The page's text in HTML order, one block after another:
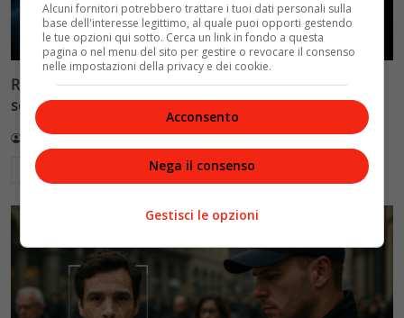
Reflect Orbital: gli specchi spaziali che promettono il
sole di notte (per 5mila dollari l’ora)
Redazione VelvetMAG 4 Agosto 2026
Leggi di più
Alcuni fornitori potrebbero trattare i tuoi dati personali sulla
base dell'interesse legittimo, al quale puoi opporti gestendo
le tue opzioni qui sotto. Cerca un link in fondo a questa
pagina o nel menu del sito per gestire o revocare il consenso
nelle impostazioni della privacy e dei cookie.
Acconsento
Nega il consenso
Gestisci le opzioni